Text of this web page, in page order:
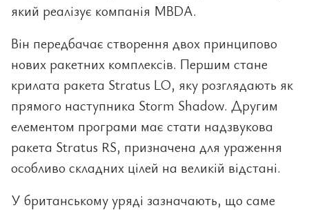
який реалізує компанія MBDA.
Він передбачає створення двох принципово
нових ракетних комплексів. Першим стане
крилата ракета Stratus LO, яку розглядають як
прямого наступника Storm Shadow. Другим
елементом програми має стати надзвукова
ракета Stratus RS, призначена для ураження
особливо складних цілей на великій відстані.
У британському уряді зазначають, що саме